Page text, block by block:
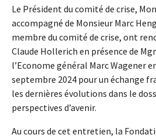
Le Président du comité de crise,
accompagné de Monsieur Marc
membre du comité de crise, ont
Claude Hollerich en présence de
l’Econome général Marc Wagener
septembre 2024 pour un échange
les dernières évolutions dans le
perspectives d’avenir.
Au cours de cet entretien, la